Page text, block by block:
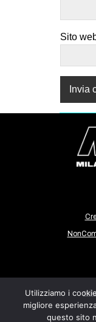
Sito
Utilizziamo i
migliore
questo sito